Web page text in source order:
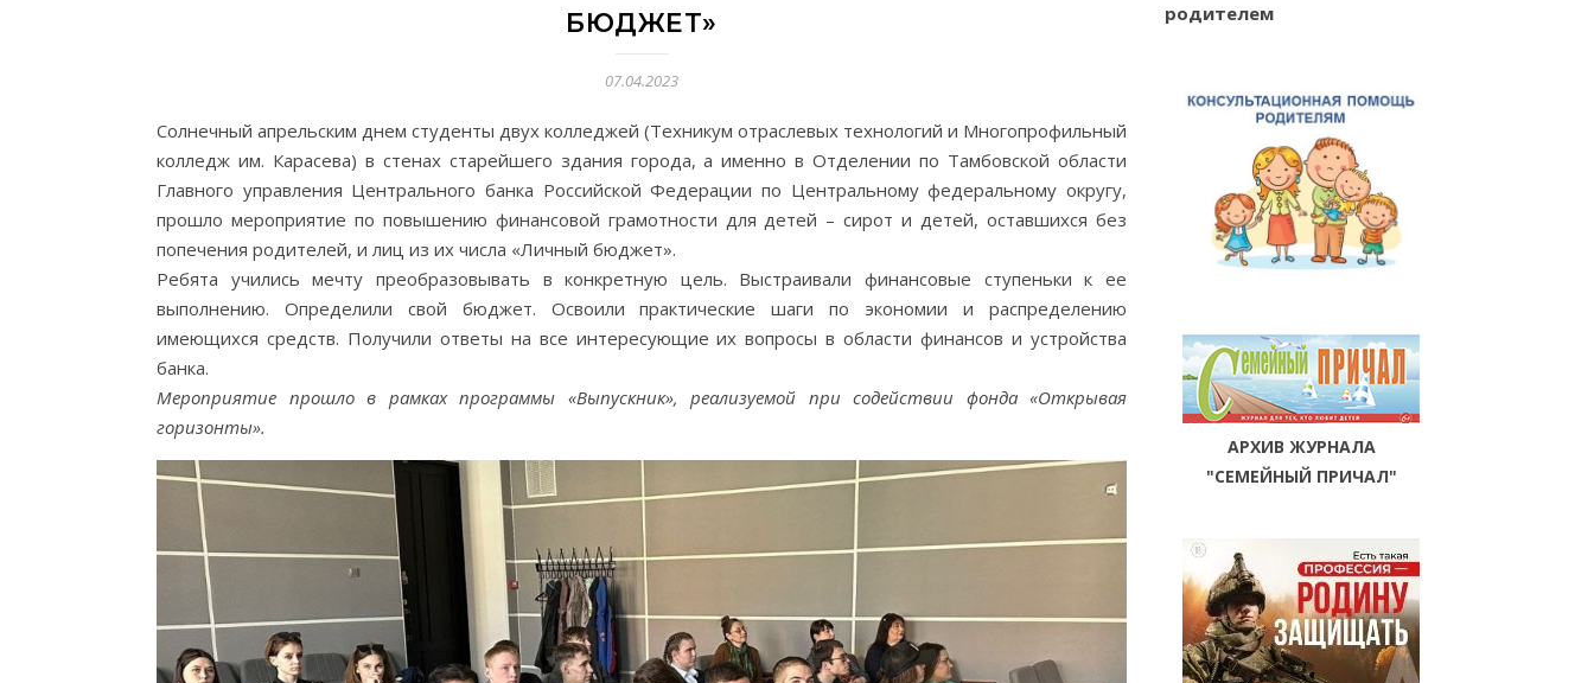
БЮДЖЕТ»
07.04.2023
Солнечный апрельским днем студенты двух колледжей (Техникум отраслевых технологий и Многопрофильный
колледж им. Карасева) в стенах старейшего здания города, а именно в Отделении по Тамбовской области
Главного управления Центрального банка Российской Федерации по Центральному федеральному округу,
прошло мероприятие по повышению финансовой грамотности для детей – сирот и детей, оставшихся без
попечения родителей, и лиц из их числа «Личный бюджет».
Ребята учились мечту преобразовывать в конкретную цель. Выстраивали финансовые ступеньки к ее
выполнению. Определили свой бюджет. Освоили практические шаги по экономии и распределению
имеющихся средств. Получили ответы на все интересующие их вопросы в области финансов и устройства
банка.
Мероприятие прошло в рамках программы «Выпускник», реализуемой при содействии фонда «Открывая
горизонты».
родителем
АРХИВ ЖУРНАЛА
"СЕМЕЙНЫЙ ПРИЧАЛ"